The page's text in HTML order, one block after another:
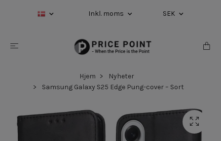
Inkl. moms SEK
Hjem
Nyheter
Samsung Galaxy S25 Edge Pung-cover – Sort